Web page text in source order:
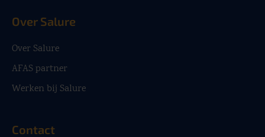
Over Salure
Over Salure
AFAS partner
Werken bij Salure
Contact